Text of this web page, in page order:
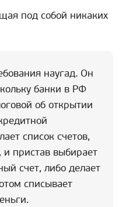
под собой никаких
наугад. Он
банки в РФ
об открытии
список счетов,
и пристав выбирает
счет, либо делает
списывает